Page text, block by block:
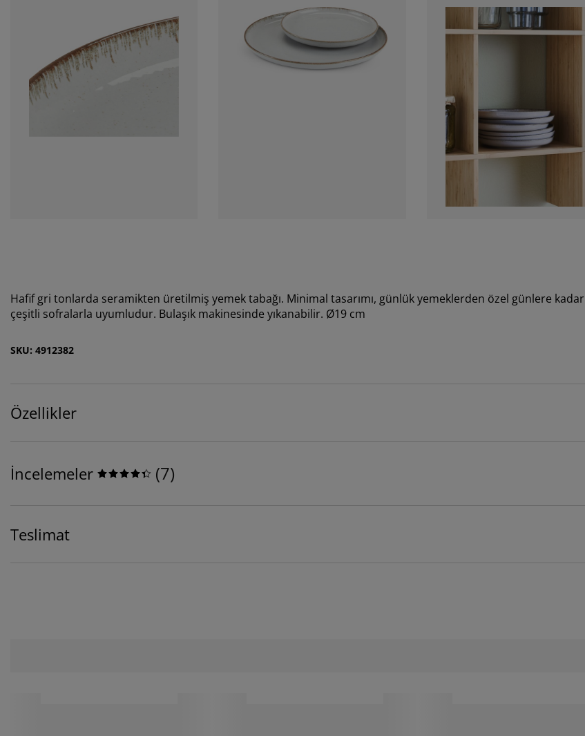
Hafif gri tonlarda seramikten üretilmiş yemek tabağı. Minimal tasarımı, günlük yemeklerden özel günlere kadar
çeşitli sofralarla uyumludur. Bulaşık makinesinde yıkanabilir. Ø19 cm
SKU: 4912382
Özellikler
İncelemeler (7)
Teslimat